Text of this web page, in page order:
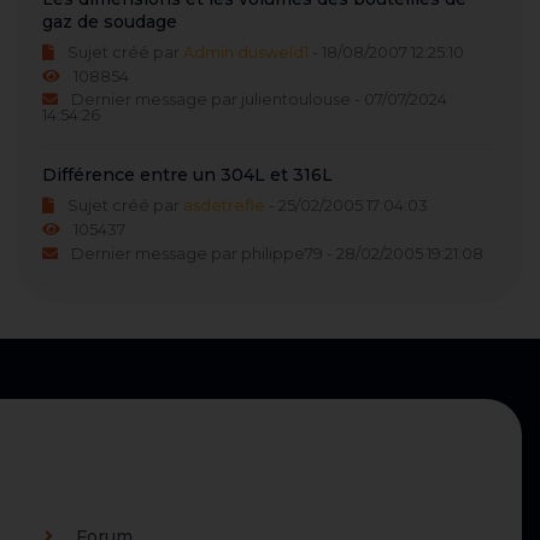
gaz de soudage
Sujet créé par Admin dusweld1 - 18/08/2007 12:25:10
108854
Dernier message par julientoulouse - 07/07/2024
14:54:26
Différence entre un 304L et 316L
Sujet créé par asdetrefle - 25/02/2005 17:04:03
105437
Dernier message par philippe79 - 28/02/2005 19:21:08